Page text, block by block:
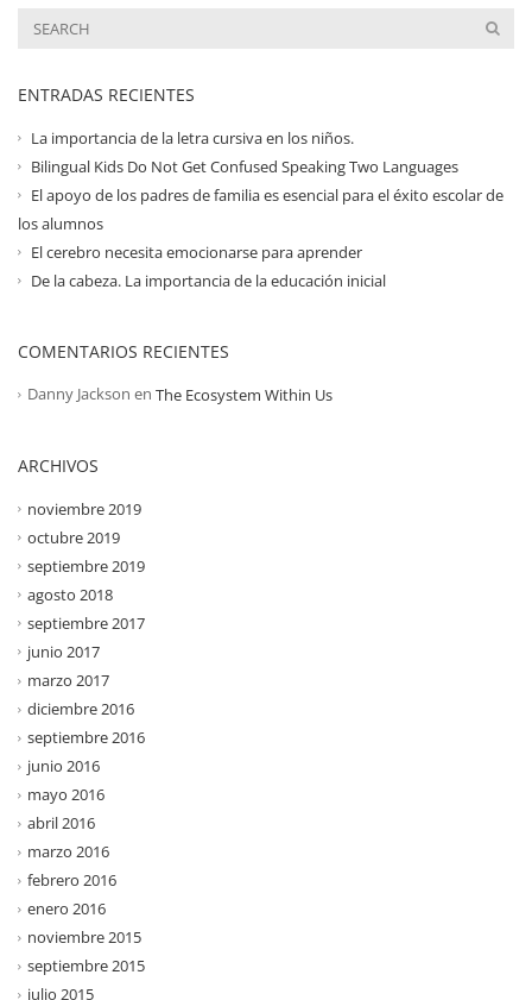
ENTRADAS RECIENTES
La importancia de la letra cursiva en los niños.
Bilingual Kids Do Not Get Confused Speaking Two Languages
El apoyo de los padres de familia es esencial para el éxito escolar de
los alumnos
El cerebro necesita emocionarse para aprender
De la cabeza. La importancia de la educación inicial
COMENTARIOS RECIENTES
Danny Jackson en The Ecosystem Within Us
ARCHIVOS
noviembre 2019
octubre 2019
septiembre 2019
agosto 2018
septiembre 2017
junio 2017
marzo 2017
diciembre 2016
septiembre 2016
junio 2016
mayo 2016
abril 2016
marzo 2016
febrero 2016
enero 2016
noviembre 2015
septiembre 2015
julio 2015